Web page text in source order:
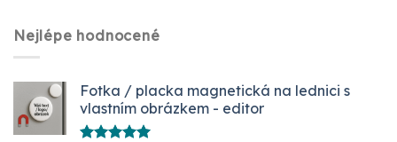
byla:
87,00 Kč.
Nejlépe hodnocené
Fotka / placka magnetická na lednici s
vlastním obrázkem - editor